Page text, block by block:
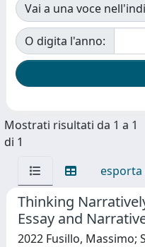
Vai a una voce
O digita l'anno:
Mostrati risultati da 1 a 1
di 1
Thinking
Essay and
2022 Fusillo, Massimo;